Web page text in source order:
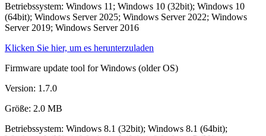
Betriebssystem: Windows 11; Windows 10 (32bit); Windows 10
(64bit); Windows Server 2025; Windows Server 2022; Windows
Server 2019; Windows Server 2016
Klicken Sie hier, um es herunterzuladen
Firmware update tool for Windows (older OS)
Version: 1.7.0
Größe: 2.0 MB
Betriebssystem: Windows 8.1 (32bit); Windows 8.1 (64bit);